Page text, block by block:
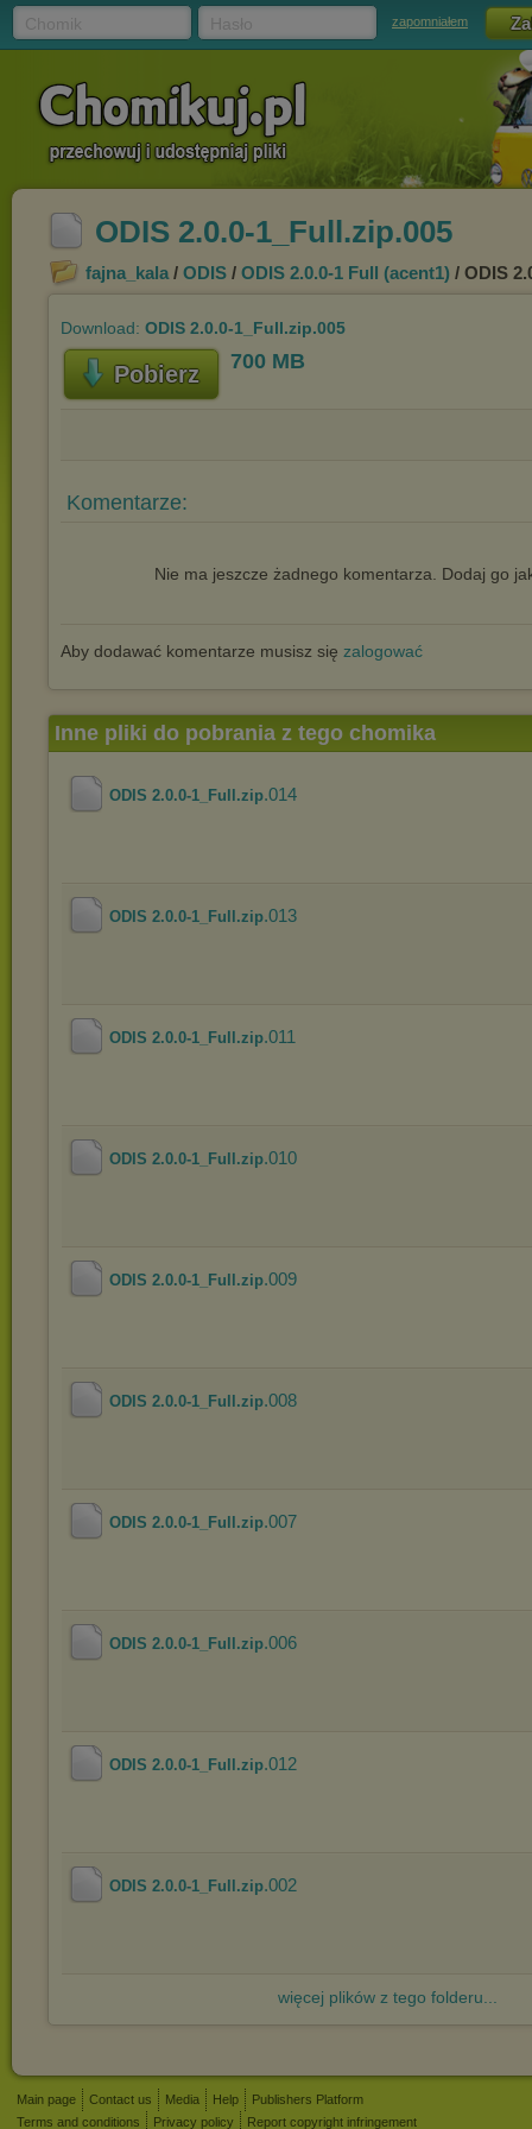
zapomniałem
ODIS 2.0.0-1_Full.zip.005
fajna_kala / ODIS / ODIS 2.0.0-1 Full (acent1) / ODIS
Download: ODIS 2.0.0-1_Full.zip.005
Pobierz 700 MB
Komentarze:
Nie ma jeszcze żadnego komentarza. Dodaj go
Aby dodawać komentarze musisz się zalogować
Inne pliki do pobrania z tego chomika
ODIS 2.0.0-1_Full.zip.014
ODIS 2.0.0-1_Full.zip.013
ODIS 2.0.0-1_Full.zip.011
ODIS 2.0.0-1_Full.zip.010
ODIS 2.0.0-1_Full.zip.009
ODIS 2.0.0-1_Full.zip.008
ODIS 2.0.0-1_Full.zip.007
ODIS 2.0.0-1_Full.zip.006
ODIS 2.0.0-1_Full.zip.012
ODIS 2.0.0-1_Full.zip.002
więcej plików z tego folderu...
Main page Contact us Media Help
Publishers Platform
Terms and conditions
Privacy policy Report copyright infringement